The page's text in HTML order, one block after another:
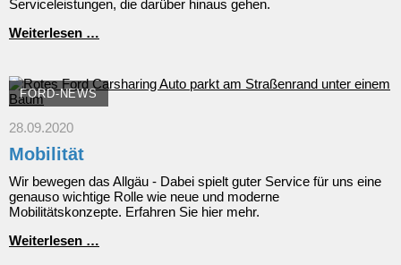
Serviceleistungen, die darüber hinaus gehen.
Weiterlesen …
FORD-NEWS
28.09.2020
Mobilität
Wir bewegen das Allgäu - Dabei spielt guter Service für uns eine
genauso wichtige Rolle wie neue und moderne
Mobilitätskonzepte. Erfahren Sie hier mehr.
Weiterlesen …